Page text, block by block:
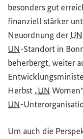
besonders gut
finanziell stärker
Neuordnung der UN
UN-Standort in
beherbergt, weiter
Herbst „UN Women
UN-
Um auch die